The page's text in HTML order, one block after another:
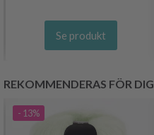
Se produkt
REKOMMENDERAS FÖR DIG
- 13%